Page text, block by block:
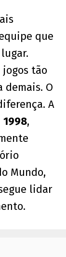
que
tão
demais. O
A
1998,
Mundo,
lidar